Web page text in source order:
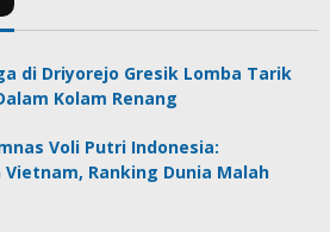
di Driyorejo Gresik Lomba Tarik
Kolam Renang
Voli Putri Indonesia:
Ranking Dunia Malah